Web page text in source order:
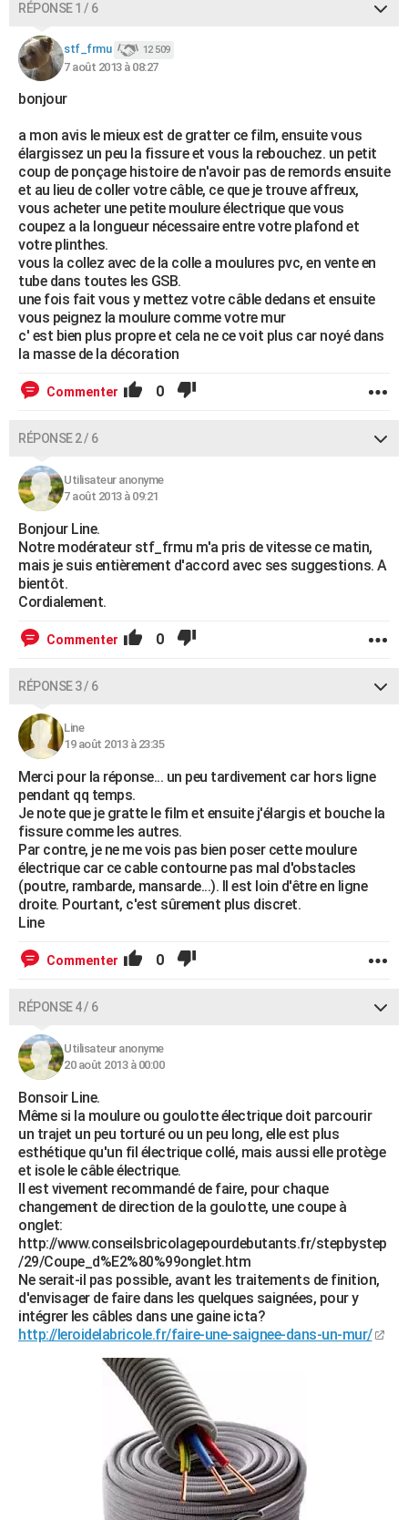
RÉPONSE 1 / 6
stf_frmu 12 509
7 août 2013 à 08:27
bonjour
a mon avis le mieux est de gratter ce film, ensuite vous
élargissez un peu la fissure et vous la rebouchez. un petit
coup de ponçage histoire de n'avoir pas de remords ensuite
et au lieu de coller votre câble, ce que je trouve affreux,
vous acheter une petite moulure électrique que vous
coupez a la longueur nécessaire entre votre plafond et
votre plinthes.
vous la collez avec de la colle a moulures pvc, en vente en
tube dans toutes les GSB.
une fois fait vous y mettez votre câble dedans et ensuite
vous peignez la moulure comme votre mur
c' est bien plus propre et cela ne ce voit plus car noyé dans
la masse de la décoration
Commenter 0
RÉPONSE 2 / 6
Utilisateur anonyme
7 août 2013 à 09:21
Bonjour Line.
Notre modérateur stf_frmu m'a pris de vitesse ce matin,
mais je suis entièrement d'accord avec ses suggestions. A
bientôt.
Cordialement.
Commenter 0
RÉPONSE 3 / 6
Line
19 août 2013 à 23:35
Merci pour la réponse... un peu tardivement car hors ligne
pendant qq temps.
Je note que je gratte le film et ensuite j'élargis et bouche la
fissure comme les autres.
Par contre, je ne me vois pas bien poser cette moulure
électrique car ce cable contourne pas mal d'obstacles
(poutre, rambarde, mansarde...). Il est loin d'être en ligne
droite. Pourtant, c'est sûrement plus discret.
Line
Commenter 0
RÉPONSE 4 / 6
Utilisateur anonyme
20 août 2013 à 00:00
Bonsoir Line.
Même si la moulure ou goulotte électrique doit parcourir
un trajet un peu torturé ou un peu long, elle est plus
esthétique qu'un fil électrique collé, mais aussi elle protège
et isole le câble électrique.
Il est vivement recommandé de faire, pour chaque
changement de direction de la goulotte, une coupe à
onglet:
http://www.conseilsbricolagepourdebutants.fr/stepbystep
/29/Coupe_d%E2%80%99onglet.htm
Ne serait-il pas possible, avant les traitements de finition,
d'envisager de faire dans les quelques saignées, pour y
intégrer les câbles dans une gaine icta?
http://leroidelabricole.fr/faire-une-saignee-dans-un-mur/